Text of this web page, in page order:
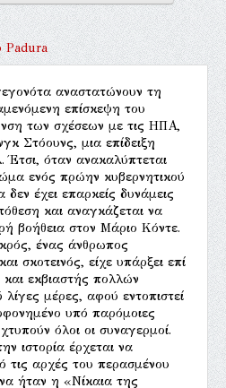
Padura
αναστατώνουν τη
επίσκεψη του
των σχέσεων με τις ΗΠΑ,
Στόουνς, μια επίδειξη
Έτσι, όταν ανακαλύπτεται
ενός πρώην κυβερνητικού
έχει επαρκείς δυνάμεις
και αναγκάζεται να
βοήθεια στον Μάριο Κόντε.
ένας άνθρωπος
σκοτεινός, είχε υπάρξει επί
εκβιαστής πολλών
μέρες, αφού εντοπιστεί
υπό παρόμοιες
όλοι οι συναγερμοί.
ιστορία έρχεται να
τις αρχές του περασμένου
ήταν η «Νίκαια της